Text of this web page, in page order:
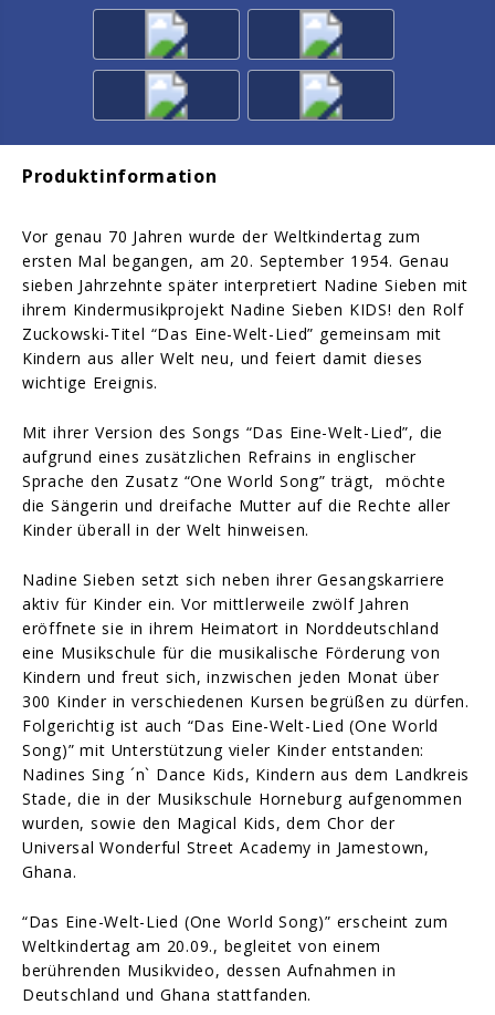
Produktinformation
Vor genau 70 Jahren wurde der Weltkindertag zum
ersten Mal begangen, am 20. September 1954. Genau
sieben Jahrzehnte später interpretiert Nadine Sieben mit
ihrem Kindermusikprojekt Nadine Sieben KIDS! den Rolf
Zuckowski-Titel “Das Eine-Welt-Lied” gemeinsam mit
Kindern aus aller Welt neu, und feiert damit dieses
wichtige Ereignis.
Mit ihrer Version des Songs “Das Eine-Welt-Lied”, die
aufgrund eines zusätzlichen Refrains in englischer
Sprache den Zusatz “One World Song” trägt, möchte
die Sängerin und dreifache Mutter auf die Rechte aller
Kinder überall in der Welt hinweisen.
Nadine Sieben setzt sich neben ihrer Gesangskarriere
aktiv für Kinder ein. Vor mittlerweile zwölf Jahren
eröffnete sie in ihrem Heimatort in Norddeutschland
eine Musikschule für die musikalische Förderung von
Kindern und freut sich, inzwischen jeden Monat über
300 Kinder in verschiedenen Kursen begrüßen zu dürfen.
Folgerichtig ist auch “Das Eine-Welt-Lied (One World
Song)” mit Unterstützung vieler Kinder entstanden:
Nadines Sing ´n` Dance Kids, Kindern aus dem Landkreis
Stade, die in der Musikschule Horneburg aufgenommen
wurden, sowie den Magical Kids, dem Chor der
Universal Wonderful Street Academy in Jamestown,
Ghana.
“Das Eine-Welt-Lied (One World Song)” erscheint zum
Weltkindertag am 20.09., begleitet von einem
berührenden Musikvideo, dessen Aufnahmen in
Deutschland und Ghana stattfanden.